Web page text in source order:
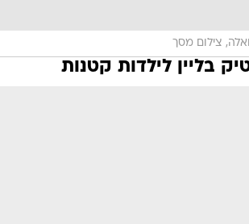
צילום מסך
בליין לילדות קטנות